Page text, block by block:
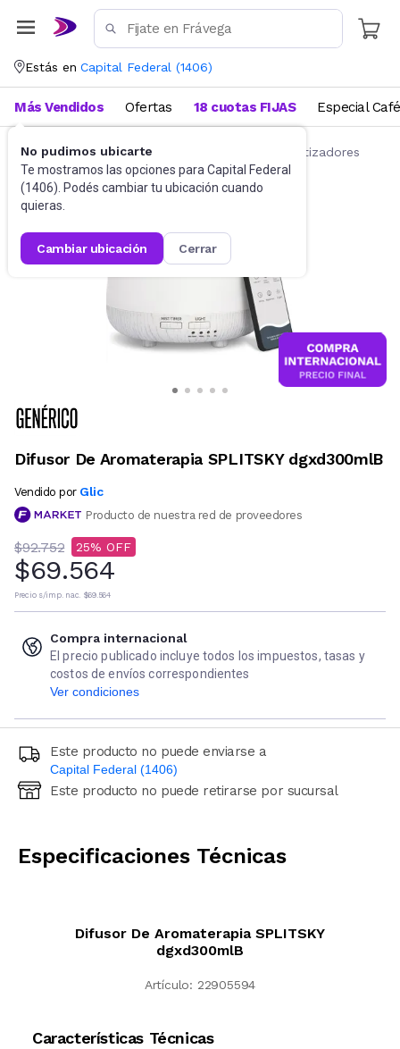
Estás en Capital Federal (1406)
No pudimos ubicarte
Te mostramos las opciones para Capital Federal
(1406). Podés cambiar tu ubicación cuando
quieras.
cambiar ubicación cerrar
Más Vendidos Ofertas 18 cuotas FIJAS Especial Café
Salud y Bienestar Humidificadores y aromatizadores
Difusor De Aromaterapia SPLITSKY dgxd300mlB
Vendido por Glic
Producto de nuestra red de proveedores
$92.752 25
$69.564
Precio s/imp. nac. $69.564
Compra internacional
El precio publicado incluye todos los impuestos, tasas y
costos de envíos correspondientes
Ver condiciones
Este producto no puede enviarse a
Capital Federal (1406)
Ingresá código postal (sólo números)
Este producto no puede retirarse por sucursal
Especificaciones Técnicas
Difusor De Aromaterapia SPLITSKY
dgxd300mlB
Artículo: 22905594
Características Técnicas